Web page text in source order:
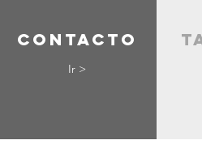
contacto
Ir >